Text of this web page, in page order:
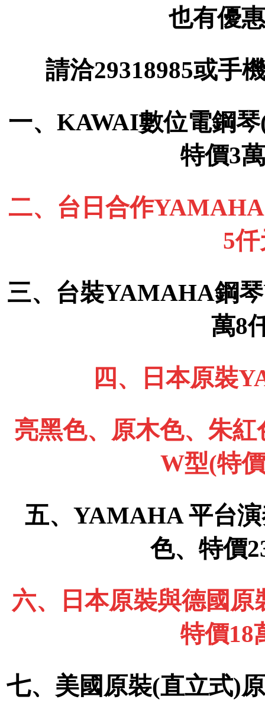
也有優
請洽29318985或手
一、KAWAI數位電鋼
特價3
二、台日合作
5
三、台裝YAMAHA鋼
萬8
四、日本原裝
亮黑色、原木色、朱
W型(特
五、YAMAHA 平台
色、特價
六、日本原裝與德國
特價18
七、美國原裝(直立式)